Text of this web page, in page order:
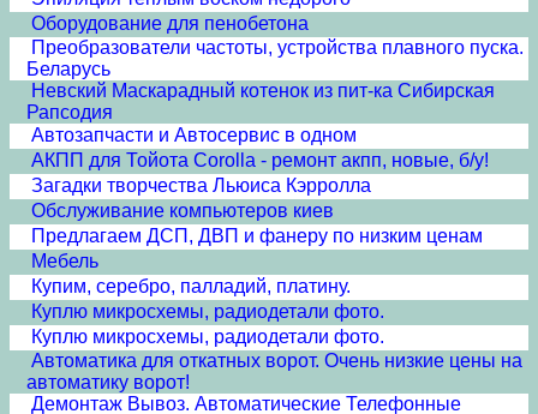
Оборудование для пенобетона
Преобразователи частоты, устройства плавного пуска.
Беларусь
Невский Маскарадный котенок из пит-ка Сибирская
Рапсодия
Автозапчасти и Автосервис в одном
АКПП для Тойота Corolla - ремонт акпп, новые, б/у!
Загадки творчества Льюиса Кэрролла
Обслуживание компьютеров киев
Предлагаем ДСП, ДВП и фанеру по низким ценам
Мебель
Купим, серебро, палладий, платину.
Куплю микросхемы, радиодетали фото.
Куплю микросхемы, радиодетали фото.
Автоматика для откатных ворот. Очень низкие цены на
автоматику ворот!
Демонтаж Вывоз. Автоматические Телефонные